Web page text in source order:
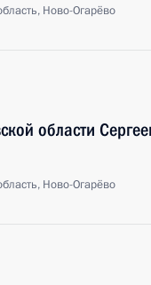
Ново-Огарёво
области
Ново-Огарёво